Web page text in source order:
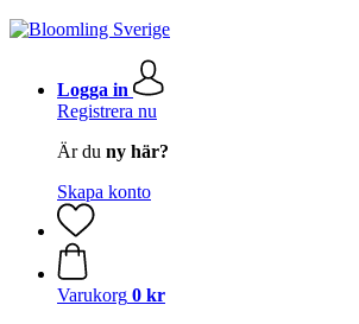
Logga in
Registrera nu
Är du ny här?
Skapa konto
Varukorg 0 kr